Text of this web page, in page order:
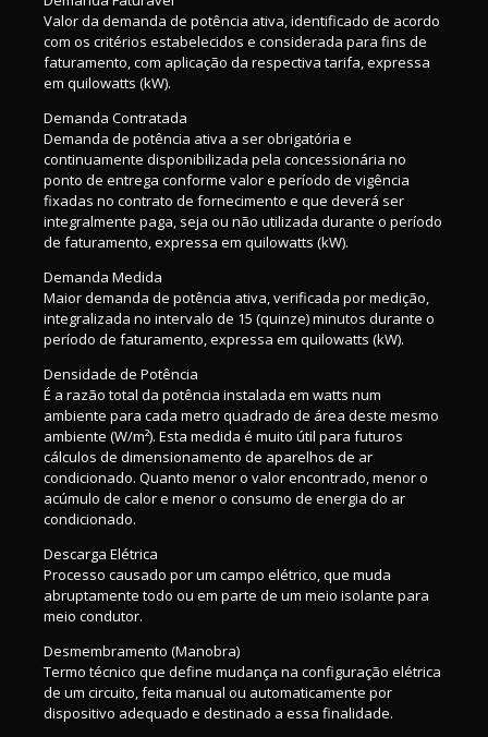
Valor da demanda de potência ativa, identificado de acordo
com os critérios estabelecidos e considerada para fins de
faturamento, com aplicação da respectiva tarifa, expressa
em quilowatts (kW).
Demanda Contratada
Demanda de potência ativa a ser obrigatória e
continuamente disponibilizada pela concessionária no
ponto de entrega conforme valor e período de vigência
fixadas no contrato de fornecimento e que deverá ser
integralmente paga, seja ou não utilizada durante o período
de faturamento, expressa em quilowatts (kW).
Demanda Medida
Maior demanda de potência ativa, verificada por medição,
integralizada no intervalo de 15 (quinze) minutos durante o
período de faturamento, expressa em quilowatts (kW).
Densidade de Potência
É a razão total da potência instalada em watts num
ambiente para cada metro quadrado de área deste mesmo
ambiente (W/m²). Esta medida é muito útil para futuros
cálculos de dimensionamento de aparelhos de ar
condicionado. Quanto menor o valor encontrado, menor o
acúmulo de calor e menor o consumo de energia do ar
condicionado.
Descarga Elétrica
Processo causado por um campo elétrico, que muda
abruptamente todo ou em parte de um meio isolante para
meio condutor.
Desmembramento (Manobra)
Termo técnico que define mudança na configuração elétrica
de um circuito, feita manual ou automaticamente por
dispositivo adequado e destinado a essa finalidade.